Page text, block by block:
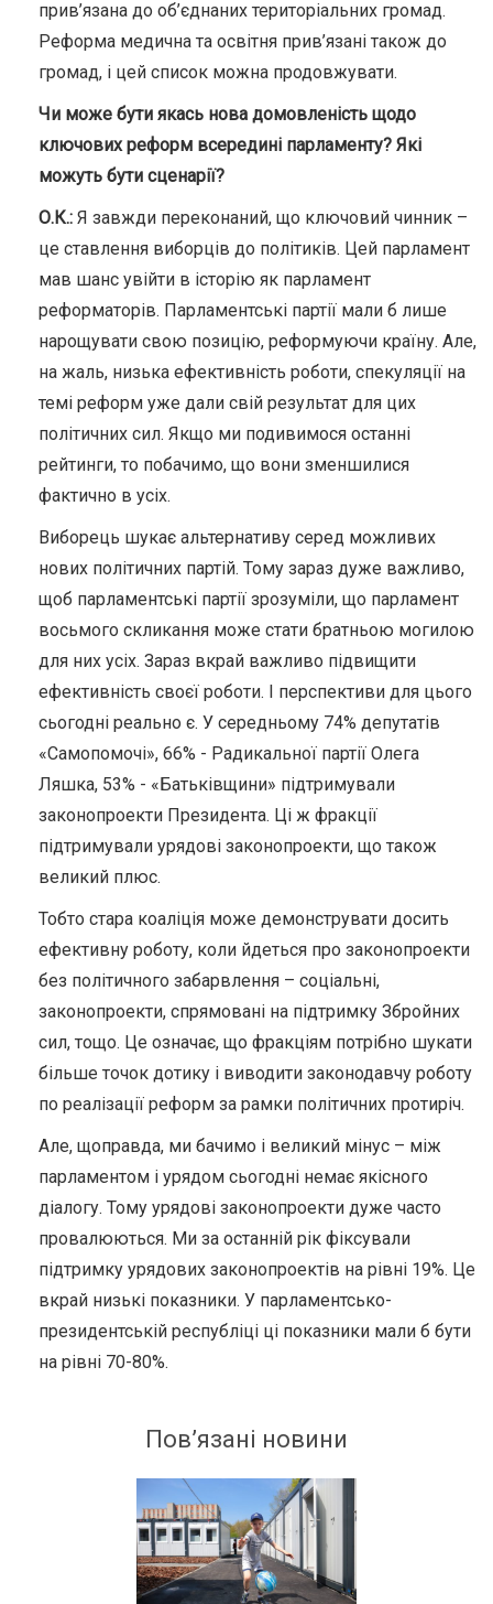
прив’язана до об’єднаних територіальних громад.
Реформа медична та освітня прив’язані також до
громад, і цей список можна продовжувати.
Чи може бути якась нова домовленість щодо
ключових реформ всередині парламенту? Які
можуть бути сценарії?
О.К.: Я завжди переконаний, що ключовий чинник –
це ставлення виборців до політиків. Цей парламент
мав шанс увійти в історію як парламент
реформаторів. Парламентські партії мали б лише
нарощувати свою позицію, реформуючи країну. Але,
на жаль, низька ефективність роботи, спекуляції на
темі реформ уже дали свій результат для цих
політичних сил. Якщо ми подивимося останні
рейтинги, то побачимо, що вони зменшилися
фактично в усіх.
Виборець шукає альтернативу серед можливих
нових політичних партій. Тому зараз дуже важливо,
щоб парламентські партії зрозуміли, що парламент
восьмого скликання може стати братньою могилою
для них усіх. Зараз вкрай важливо підвищити
ефективність своєї роботи. І перспективи для цього
сьогодні реально є. У середньому 74% депутатів
«Самопомочі», 66% - Радикальної партії Олега
Ляшка, 53% - «Батьківщини» підтримували
законопроекти Президента. Ці ж фракції
підтримували урядові законопроекти, що також
великий плюс.
Тобто стара коаліція може демонструвати досить
ефективну роботу, коли йдеться про законопроекти
без політичного забарвлення – соціальні,
законопроекти, спрямовані на підтримку Збройних
сил, тощо. Це означає, що фракціям потрібно шукати
більше точок дотику і виводити законодавчу роботу
по реалізації реформ за рамки політичних протиріч.
Але, щоправда, ми бачимо і великий мінус – між
парламентом і урядом сьогодні немає якісного
діалогу. Тому урядові законопроекти дуже часто
провалюються. Ми за останній рік фіксували
підтримку урядових законопроектів на рівні 19%. Це
вкрай низькі показники. У парламентсько-
президентській республіці ці показники мали б бути
на рівні 70-80%.
Пов’язані новини